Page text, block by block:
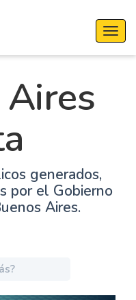
generados,
por el Gobierno
Aires.